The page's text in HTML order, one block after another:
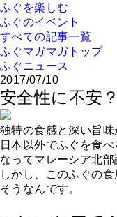
ふぐを楽しむ
ふぐのイベント
すべての記事一覧
ふぐマガマガトップ
ふぐニュース
2017/07/10
安全性に不安
独特の食感と深い旨
日本以外でふぐを食
なってマレーシア北
しかし、このふぐの
そうなんです。